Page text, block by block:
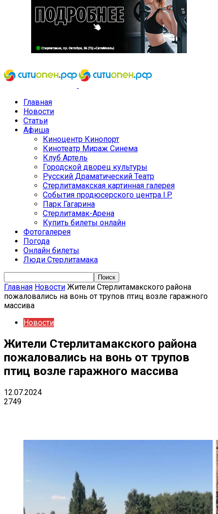
Главная
Новости
Статьи
Афиша
Киноцентр Кинопорт
Кинотеатр Мираж Синема
Клуб Артель
Городской дворец культуры
Русский Драматический Театр
Стерлитамакская картинная галерея
События продюсерского центра I.P.
Парк Гагарина
Стерлитамак-Арена
Купить билеты онлайн
Фотогалерея
Погода
Онлайн билеты
Люди Стерлитамака
Главная Новости Жители Стерлитамакского района
пожаловались на вонь от трупов птиц возле гаражного
массива
Новости
Жители Стерлитамакского района
пожаловались на вонь от трупов
птиц возле гаражного массива
12.07.2024
2749